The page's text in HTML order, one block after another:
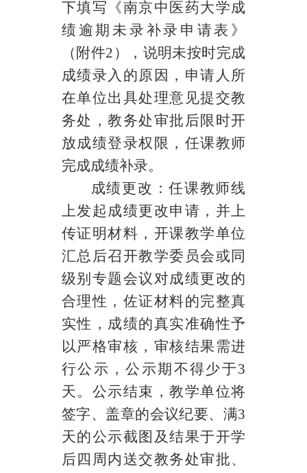
下填写《南京中医药大学成
绩逾期未录补录申请表》
（附件2 ），说明未按时完成
成绩录入的原因，申请人所
在单位出具处理意见提交教
务处，教务处审批后限时开
放成绩登录权限，任课教师
完成成绩补录。
成绩更改：任课教师线
上发起成绩更改申请，并上
传证明材料，开课教学单位
汇总后召开教学委员会或同
级别专题会议对成绩更改的
合理性，佐证材料的完整真
实性，成绩的真实准确性予
以严格审核，审核结果需进
行公示，公示期不得少于3
天。公示结束，教学单位将
签字、盖章的会议纪要、满3
天的公示截图及结果于开学
后四周内送交教务处审批、